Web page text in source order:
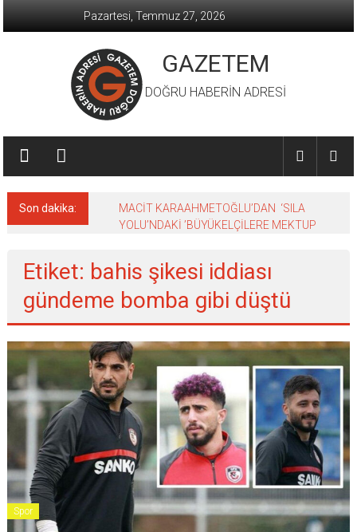
Pazartesi, Temmuz 27, 2026
GAZETEM
DOĞRU HABERİN ADRESİ
Son dakika:
MACİT KARAAHMETOĞLU’DAN ‘SILA
YOLU’NDAKİ ’BÜYÜKELÇİLERE MEKTUP
Etiket: bahis şikesi iddiası
gündeme bomba gibi düştü
Spor